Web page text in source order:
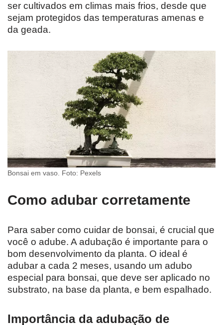
ser cultivados em climas mais frios, desde que
sejam protegidos das temperaturas amenas e
da geada.
Bonsai em vaso. Foto: Pexels
Como adubar corretamente
Para saber como cuidar de bonsai, é crucial que
você o adube. A adubação é importante para o
bom desenvolvimento da planta. O ideal é
adubar a cada 2 meses, usando um adubo
especial para bonsai, que deve ser aplicado no
substrato, na base da planta, e bem espalhado.
Importância da adubação de